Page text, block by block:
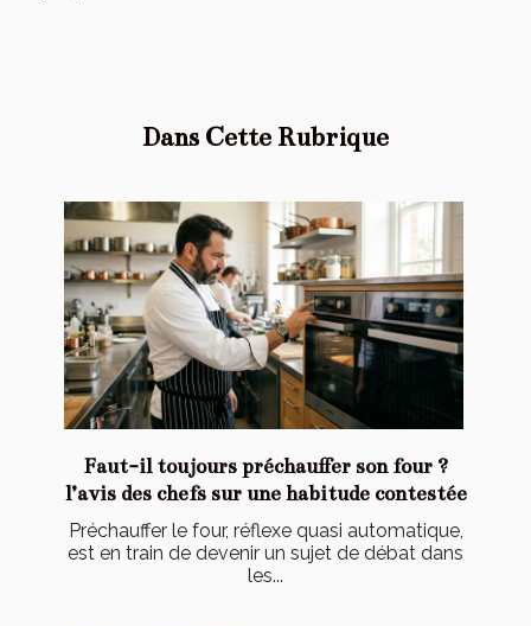
Dans Cette Rubrique
Faut-il toujours préchauffer son four ?
l’avis des chefs sur une habitude contestée
Préchauffer le four, réflexe quasi automatique,
est en train de devenir un sujet de débat dans
les...